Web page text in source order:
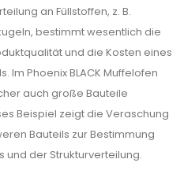
an Füllstoffen, z. B.
bestimmt wesentlich die
und die Kosten eines
Im Phoenix BLACK Muffelofen
auch große Bauteile
Beispiel zeigt die Veraschung
Bauteils zur Bestimmung
und der Strukturverteilung.